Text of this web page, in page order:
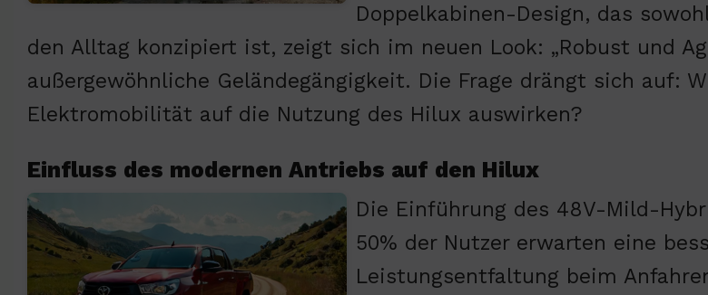
Doppelkabinen-Design, das
den Alltag konzipiert ist, zeigt sich im neuen Look: „Robust und
außergewöhnliche Geländegängigkeit. Die Frage drängt sich auf:
Elektromobilität auf die Nutzung des Hilux auswirken?
Einfluss des modernen Antriebs auf den Hilux
Die Einführung des 48V-Mild-
50% der Nutzer erwarten eine
Leistungsentfaltung beim